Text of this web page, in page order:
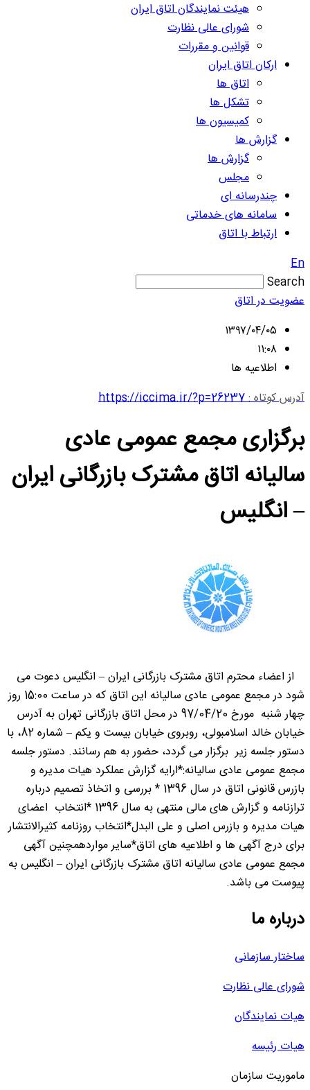
هیئت نمایندگان اتاق ایران
شورای عالی نظارت
قوانین و مقررات
ارکان اتاق ایران
اتاق ها
تشکل ها
کمیسیون ها
گزارش ها
گزارش ها
مجلس
چندرسانه ای
سامانه های خدماتی
ارتباط با اتاق
En
Search
عضویت در اتاق
۱۳۹۷/۰۴/۰۵
۱۱:۰۸
اطلاعیه ها
آدرس کوتاه :https://iccima.ir/?p=26237
برگزاری مجمع عمومی عادی
سالیانه اتاق مشترک بازرگانی ایران
– انگلیس
از اعضاء محترم اتاق مشترک بازرگانی ایران – انگلیس دعوت می
شود در مجمع عمومی عادی سالیانه این اتاق که در ساعت 15:00 روز
چهار شنبه مورخ 97/04/20 در محل اتاق بازرگانی تهران به آدرس
خیابان خالد اسلامبولی، روبروی خیابان بیست و یکم – شماره 82، با
دستور جلسه زیر برگزار می گردد، حضور به هم رسانند. دستور جلسه
مجمع عمومی عادی سالیانه:*ارایه گزارش عملکرد هیات مدیره و
بازرس قانونی اتاق در سال 1396 * بررسی و اتخاذ تصمیم درباره
ترازنامه و گزارش های مالی منتهی به سال 1396 *انتخاب اعضای
هیات مدیره و بازرس اصلی و علی البدل*انتخاب روزنامه کثیرالانتشار
برای درج آگهی ها و اطلاعیه های اتاق*سایر مواردهمچنین آگهی
مجمع عمومی عادی سالیانه اتاق مشترک بازرگانی ایران – انگلیس به
پیوست می باشد.
درباره ما
ساختار سازمانی
شورای عالی نظارت
هیات نمایندگان
هیات رئیسه
ماموریت سازمان